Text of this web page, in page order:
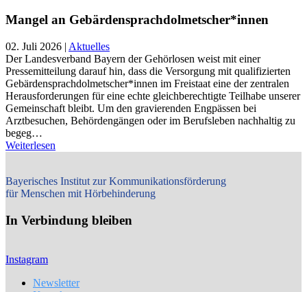
Mangel an Gebärdensprachdolmetscher*innen
02. Juli 2026 | Aktuelles
Der Landesverband Bayern der Gehörlosen weist mit einer
Pressemitteilung darauf hin, dass die Versorgung mit qualifizierten
Gebärdensprachdolmetscher*innen im Freistaat eine der zentralen
Herausforderungen für eine echte gleichberechtigte Teilhabe unserer
Gemeinschaft bleibt. Um den gravierenden Engpässen bei
Arztbesuchen, Behördengängen oder im Berufsleben nachhaltig zu
begeg…
Weiterlesen
Bayerisches Institut zur Kommunikationsförderung
für Menschen mit Hörbehinderung
In Verbindung bleiben
Instagram
Newsletter